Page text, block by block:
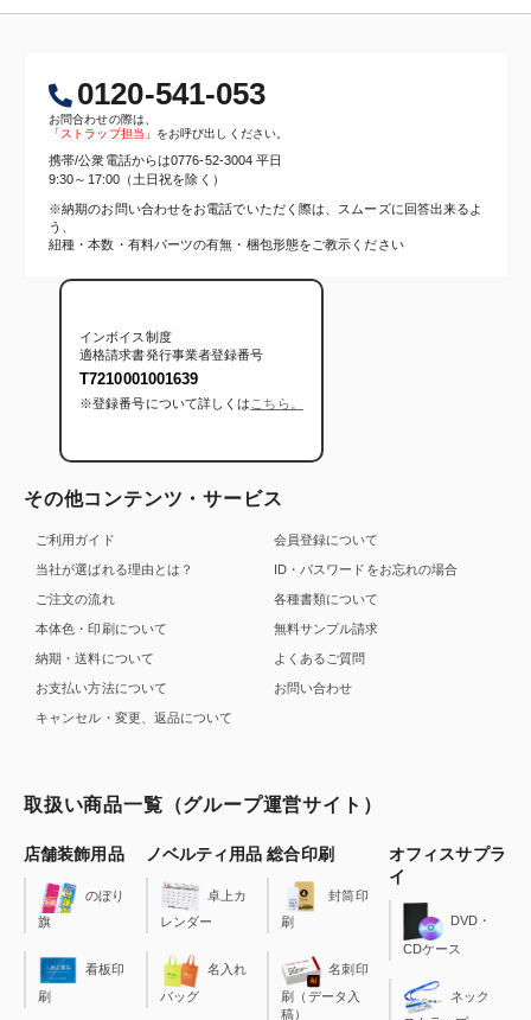
0120-541-053
お問合わせの際は、
「ストラップ担当 」をお呼び出しください。
携帯/公衆電話からは0776-52-3004 平日
9:30～17:00（土日祝を除く）
※納期のお問い合わせをお電話でいただく際は、スムーズに回答出来るよ
う、
紐種・本数・有料パーツの有無・梱包形態をご教示ください
インボイス制度
適格請求書発行事業者登録番号
T7210001001639
※登録番号について詳しくは こちら。
その他コンテンツ・サービス
ご利用ガイド
当社が選ばれる理由とは？
ご注文の流れ
本体色・印刷について
納期・送料について
お支払い方法について
キャンセル・変更、返品について
会員登録について
ID・パスワードをお忘れの場合
各種書類について
無料サンプル請求
よくあるご質問
お問い合わせ
取扱い商品一覧（グループ運営サイト）
店舗装飾用品
のぼり
旗
看板印
刷
ノベルティ用品
卓上カ
レンダー
名入れ
バッグ
総合印刷
封筒印
刷
名刺印
刷（データ入
稿）
オフィスサプラ
イ
DVD・
CDケース
ネック